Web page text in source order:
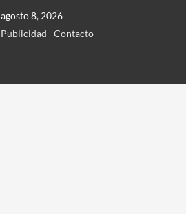
agosto 8, 2026
Publicidad
Contacto